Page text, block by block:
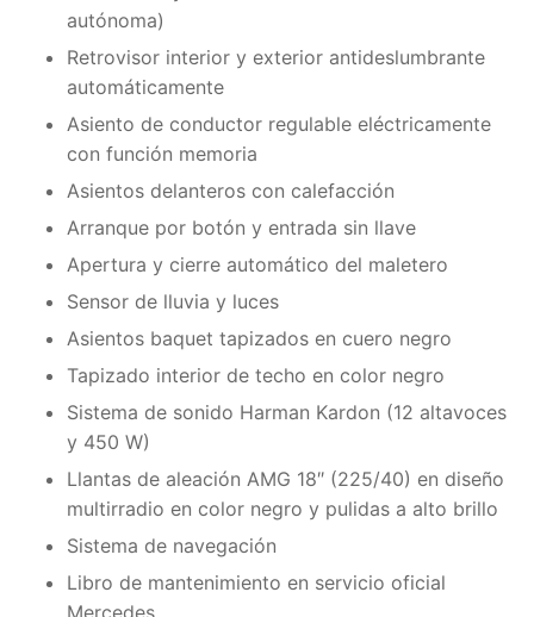
autónoma)
Retrovisor interior y exterior antideslumbrante
automáticamente
Asiento de conductor regulable eléctricamente
con función memoria
Asientos delanteros con calefacción
Arranque por botón y entrada sin llave
Apertura y cierre automático del maletero
Sensor de lluvia y luces
Asientos baquet tapizados en cuero negro
Tapizado interior de techo en color negro
Sistema de sonido Harman Kardon (12 altavoces
y 450 W)
Llantas de aleación AMG 18″ (225/40) en diseño
multirradio en color negro y pulidas a alto brillo
Sistema de navegación
Libro de mantenimiento en servicio oficial
Mercedes